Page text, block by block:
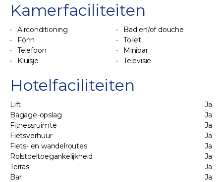
Kamerfaciliteiten
Airconditioning
Bad en/of douche
Föhn
Toilet
Telefoon
Minibar
Kluisje
Televisie
Hotelfaciliteiten
Lift
Ja
Bagage-opslag
Ja
Fitnessruimte
Ja
Fietsverhuur
Ja
Fiets- en wandelroutes
Ja
Rolstoeltoegankelijkheid
Ja
Terras
Ja
Bar
Ja